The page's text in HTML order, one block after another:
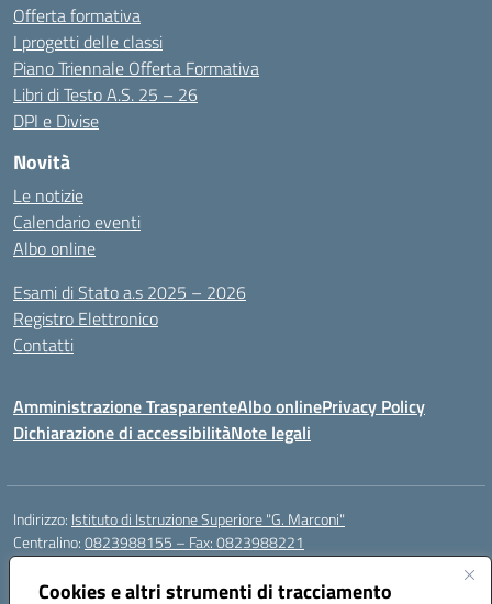
Cookies e altri strumenti di tracciamento
Offerta formativa
I progetti delle classi
Piano Triennale Offerta Formativa
Libri di Testo A.S. 25 – 26
DPI e Divise
Novità
Le notizie
Calendario eventi
Albo online
Esami di Stato a.s 2025 – 2026
Registro Elettronico
Contatti
Amministrazione TrasparenteAlbo onlinePrivacy Policy
Dichiarazione di accessibilitàNote legali
Indirizzo: Istituto di Istruzione Superiore "G. Marconi"
Centralino:0823988155 – Fax: 0823988221
Email:
Posta elettronica certificata (PEC):ceis006006@pec.istruzione.it